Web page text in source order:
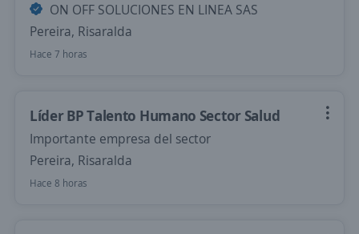
ON OFF SOLUCIONES EN LINEA SAS
Pereira, Risaralda
Hace 7 horas
Líder BP Talento Humano Sector Salud
Importante empresa del sector
Pereira, Risaralda
Hace 8 horas